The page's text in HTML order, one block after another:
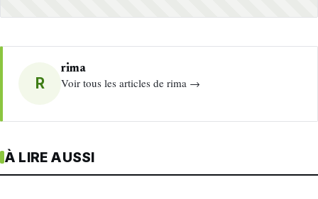
R
rima
Voir tous les articles de rima →
À LIRE AUSSI